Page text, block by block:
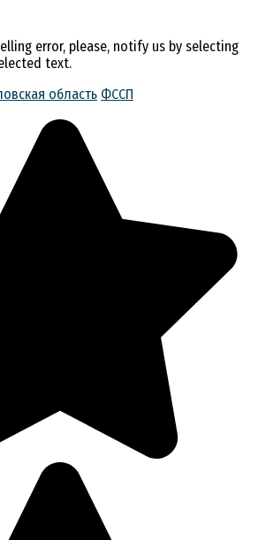
error, please, notify us by selecting
text.
область ФССП